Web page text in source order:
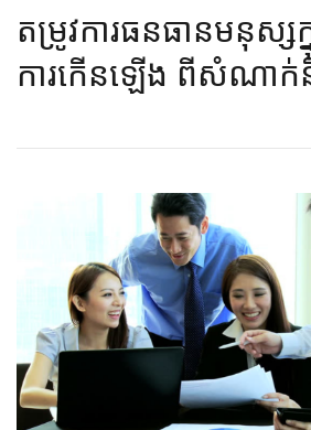
តម្រូវការធនធានមនុស្ស
ការកើនឡើង ពីសំណា